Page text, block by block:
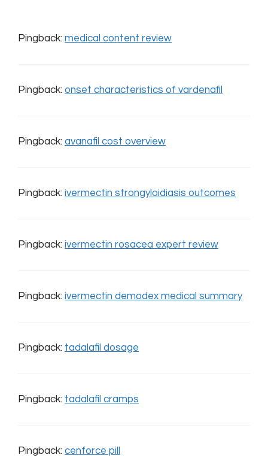
Pingback: medical content review
Pingback: onset characteristics of vardenafil
Pingback: avanafil cost overview
Pingback: ivermectin strongyloidiasis outcomes
Pingback: ivermectin rosacea expert review
Pingback: ivermectin demodex medical summary
Pingback: tadalafil dosage
Pingback: tadalafil cramps
Pingback: cenforce pill